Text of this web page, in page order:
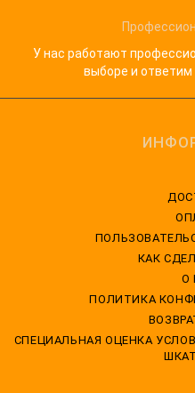
У нас работают
выборе и
КАК
О
ПОЛИТИКА
CПЕЦИАЛЬНАЯ ОЦЕНКА